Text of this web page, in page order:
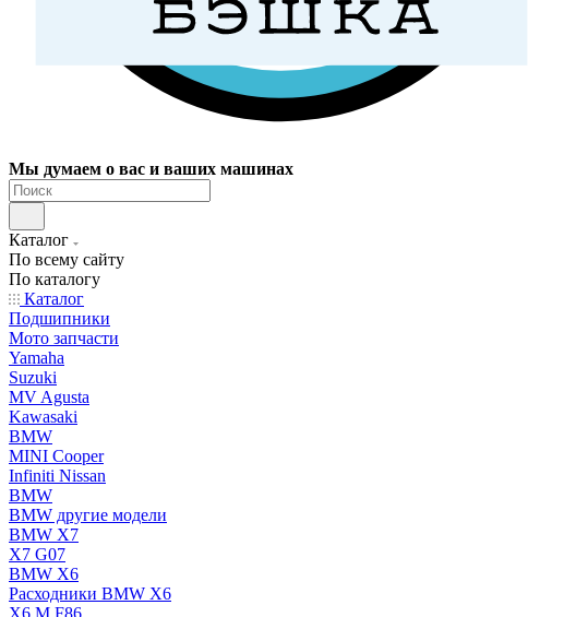
Мы думаем о вас и ваших машинах
Каталог
По всему сайту
По каталогу
Каталог
Подшипники
Мото запчасти
Yamaha
Suzuki
MV Agusta
Kawasaki
BMW
MINI Cooper
Infiniti Nissan
BMW
BMW другие модели
BMW X7
X7 G07
BMW X6
Расходники BMW X6
X6 M F86